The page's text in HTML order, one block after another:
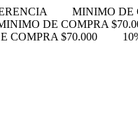
MINIMO DE
DE COMPRA
COMPRA $70.000